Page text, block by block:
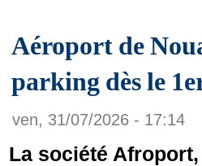
Aéroport de
parking dès le
ven, 31/07/2026 - 17:14
La société